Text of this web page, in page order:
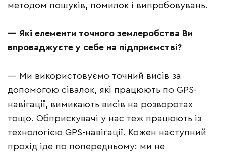
методом пошуків, помилок і випробовувань.
— Які елементи точного землеробства Ви
впроваджуєте у себе на підприємстві?
— Ми використовуємо точний висів за
допомогою сівалок, які працюють по GPS-
навігації, вимикають висів на розворотах
тощо. Обприскувачі у нас теж працюють із
технологією GPS-навігації. Кожен наступний
прохід іде по попередньому: ми не